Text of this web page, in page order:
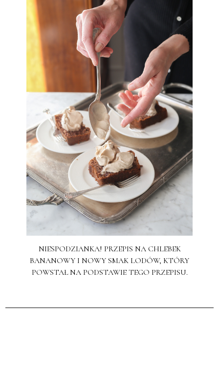
NIESPODZIANKA! PRZEPIS NA CHLEBEK
BANANOWY I NOWY SMAK LODÓW, KTÓRY
POWSTAŁ NA PODSTAWIE TEGO PRZEPISU.